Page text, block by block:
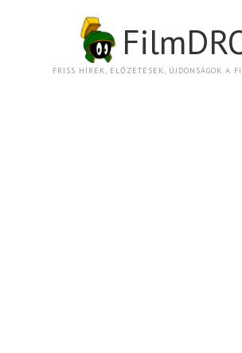
FRISS HÍREK, ELŐZETESEK, ÚJDONSÁGOK A